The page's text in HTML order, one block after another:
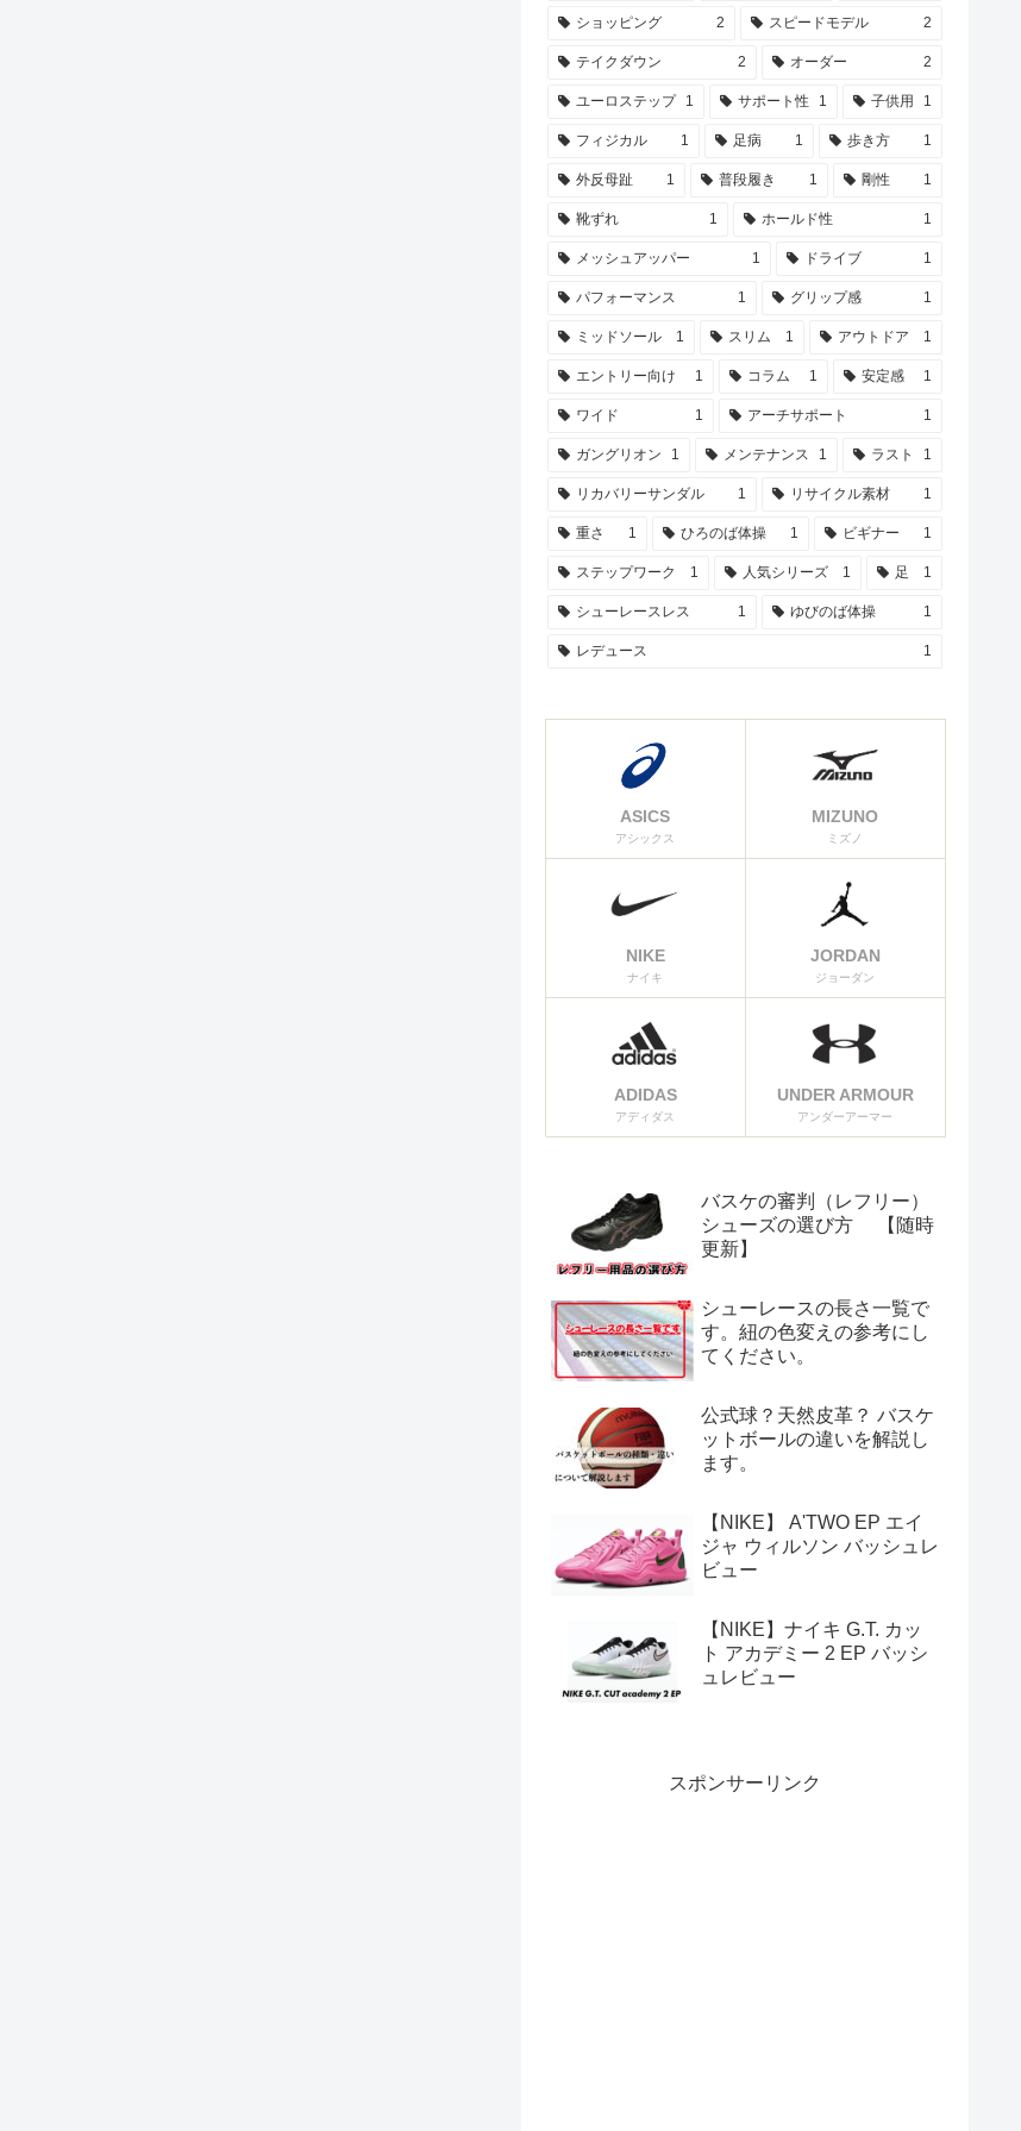
ショッピング 2 スピードモデル 2
テイクダウン 2 オーダー 2
ユーロステップ 1 サポート性 1 子供用 1
フィジカル 1 足病 1 歩き方 1
外反母趾 1 普段履き 1 剛性 1
靴ずれ 1 ホールド性 1
メッシュアッパー 1 ドライブ 1
パフォーマンス 1 グリップ感 1
ミッドソール 1 スリム 1 アウトドア 1
エントリー向け 1 コラム 1 安定感 1
ワイド 1 アーチサポート 1
ガングリオン 1 メンテナンス 1 ラスト 1
リカバリーサンダル 1 リサイクル素材 1
重さ 1 ひろのば体操 1 ビギナー 1
ステップワーク 1 人気シリーズ 1 足 1
シューレースレス 1 ゆびのば体操 1
レデュース 1
ASICS
アシックス
MIZUNO
ミズノ
NIKE
ナイキ
JORDAN
ジョーダン
ADIDAS
アディダス
UNDER ARMOUR
アンダーアーマー
バスケの審判（レフリー）
シューズの選び方 【随時
更新】
シューレースの長さ一覧で
す。紐の色変えの参考にし
てください。
公式球？天然皮革？ バスケ
ットボールの違いを解説し
ます。
【NIKE】 A'TWO EP エイ
ジャ ウィルソン バッシュレ
ビュー
【NIKE】ナイキ G.T. カッ
ト アカデミー 2 EP バッシ
ュレビュー
スポンサーリンク